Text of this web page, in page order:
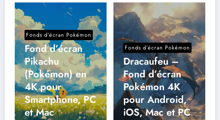
Fonds d’écran Pokémon
Fond d’écran
Pikachu
(Pokémon) en
4K pour
Smartphone, PC
et Mac
Fonds d’écran Pokémon
Dracaufeu –
Fond d’écran
Pokémon 4K
pour Android,
iOS, Mac et PC